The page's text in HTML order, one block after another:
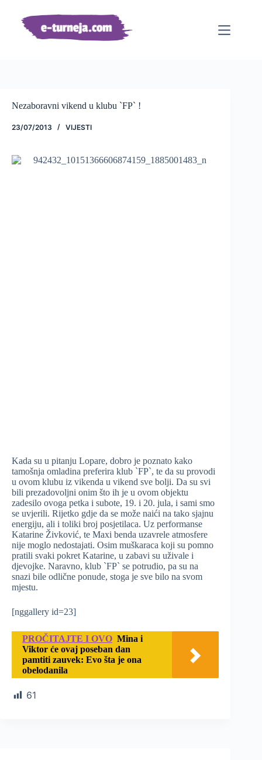
sadržaj
Nezaboravni vikend u klubu `FP` !
23/07/2013 VIJESTI
Kada su u pitanju Lopare, dobro je poznato kako
tamošnja omladina preferira klub `FP`, te da su provodi
u ovom klubu iz vikenda u vikend sve bolji. Da su svi
bili prezadovoljni onim što ih je u ovom objektu
zadesilo ovoga petka i subote, 19. i 20. jula, i sami smo
se uvjerili. Rijetko gdje da se može naići na tako sjajnu
energiju, ali i toliki broj posjetilaca. Uz performanse
Katarine Živković, te Maxi benda uzavrele atmosfere
nije moglo nedostajati. Osim muškaraca koji su pomno
pratili svaki pokret Katarine, u zabavi su uživale i
djevojke. Naravno, klub `FP` se potrudio, pa su na
snazi bile odlične ponude, stoga je sve bilo na svom
mjestu.
[nggallery id=23]
PROČITAJTE I OVO Mina i
Viktor će ovaj poseban dan
pamtiti zauvek: Evo šta je ona
obelodanila
61